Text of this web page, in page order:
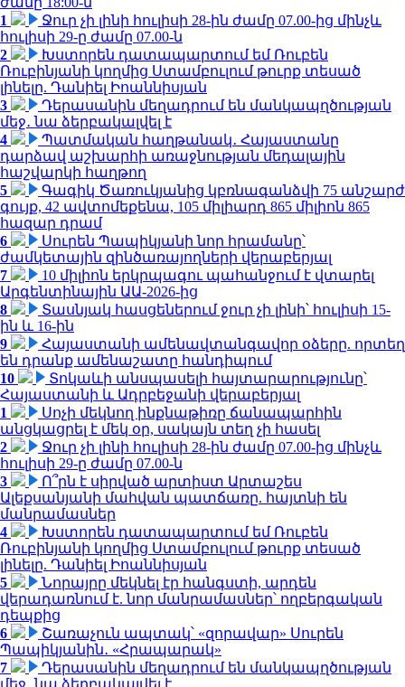
1
Ջուր չի լինի հուլիսի 28-ին ժամը 07.00-ից մինչև
հուլիսի 29-ը ժամը 07.00-ն
2
Խստորեն դատապարտում եմ Ռուբեն
Ռուբինյանի կողմից Ստամբուլում թուրք տեսած
լինելը. Դանիել Իոաննիսյան
3
Դերասանին մեղադրում են մանկապղծության
մեջ․ նա ձերբակալվել է
4
Պատմական հաղթանակ․ Հայաստանը
դարձավ աշխարհի առաջնության մեդալային
հաշվարկի հաղթող
5
Գագիկ Ծառուկյանից կբռնագանձվի 75 անշարժ
գույք, 42 ավտոմեքենա, 105 միլիարդ 865 միլիոն 865
հազար դրամ
6
Սուրեն Պապիկյանի նոր հրամանը՝
ժամկետային զինծառայողների վերաբերյալ
7
10 միլիոն երկրպագու պահանջում է վտարել
Արգենտինային ԱԱ-2026-ից
8
Տասնյակ հասցեներում ջուր չի լինի՝ հուլիսի 15-
ին և 16-ին
9
Հայաստանի ամենավտանգավոր օձերը. որտեղ
են դրանք ամենաշատը հանդիպում
10
Տոկաևի անսպասելի հայտարարությունը՝
Հայաստանի և Ադրբեջանի վերաբերյալ
1
Սոչի մեկնող ինքնաթիռը ճանապարհին
անցկացրել է մեկ օր, սակայն տեղ չի հասել
2
Ջուր չի լինի հուլիսի 28-ին ժամը 07.00-ից մինչև
հուլիսի 29-ը ժամը 07.00-ն
3
Ո՞րն է սիրված արտիստ Արտաշես
Ալեքսանյանի մահվան պատճառը. հայտնի են
մանրամասներ
4
Խստորեն դատապարտում եմ Ռուբեն
Ռուբինյանի կողմից Ստամբուլում թուրք տեսած
լինելը. Դանիել Իոաննիսյան
5
Նորայրը մեկնել էր հանգստի, արդեն
վերադառնում է. նոր մանրամասներ՝ ողբերգական
դեպքից
6
Շառաչուն ապտակ՝ «զորավար» Սուրեն
Պապիկյանին․ «Հրապարակ»
7
Դերասանին մեղադրում են մանկապղծության
մեջ․ նա ձերբակալվել է